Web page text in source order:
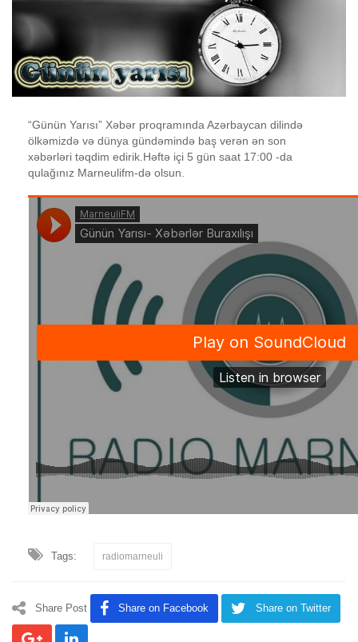
“Günün Yarısı” Xəbər proqramında Azərbaycan dilində
ölkəmizdə və dünya gündəmində baş verən ən son
xəbərləri təqdim edirik.Həftə içi 5 gün saat 17:00 -da
qulağınız Marneulifm-də olsun.
Tags: radiomarneuli
Share Post Share on Facebook Share on Twitter